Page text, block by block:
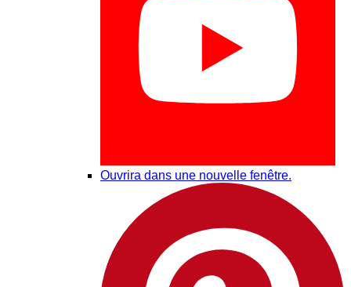
Ouvrira dans une nouvelle fenêtre.